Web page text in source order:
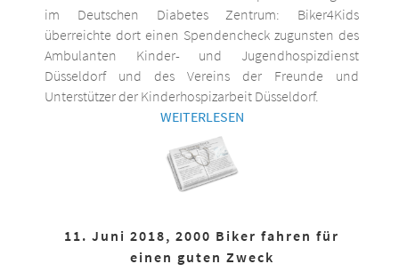
im Deutschen Diabetes Zentrum: Biker4Kids
überreichte dort einen Spendencheck zugunsten des
Ambulanten Kinder- und Jugendhospizdienst
Düsseldorf und des Vereins der Freunde und
Unterstützer der Kinderhospizarbeit Düsseldorf.
WEITERLESEN
11. Juni 2018, 2000 Biker fahren für
einen guten Zweck